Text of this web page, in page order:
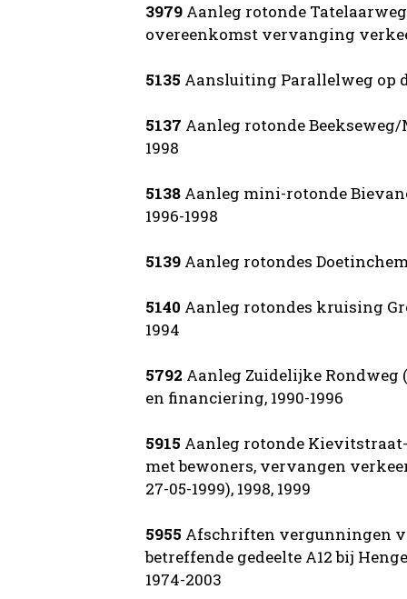
3979 Aanleg rotonde
overeenkomst vervanging
5135 Aansluiting Parallelweg op
5137 Aanleg rotonde
1998
5138 Aanleg mini-rotonde
1996-1998
5139 Aanleg rotondes
5140 Aanleg rotondes kruising
1994
5792 Aanleg Zuidelijke Rondweg
en financiering, 1990-1996
5915 Aanleg rotonde
met bewoners, vervangen
27-05-1999), 1998, 1999
5955 Afschriften vergunningen
betreffende gedeelte A12 bij
1974-2003